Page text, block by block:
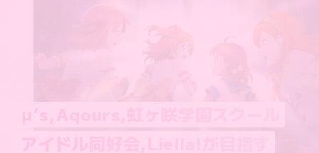
μ’s,Aqours,虹ヶ咲学園スクール
アイドル同好会,Liella!が目指す